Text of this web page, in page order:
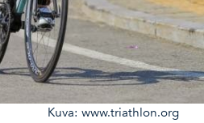
Kuva: www.triathlon.org